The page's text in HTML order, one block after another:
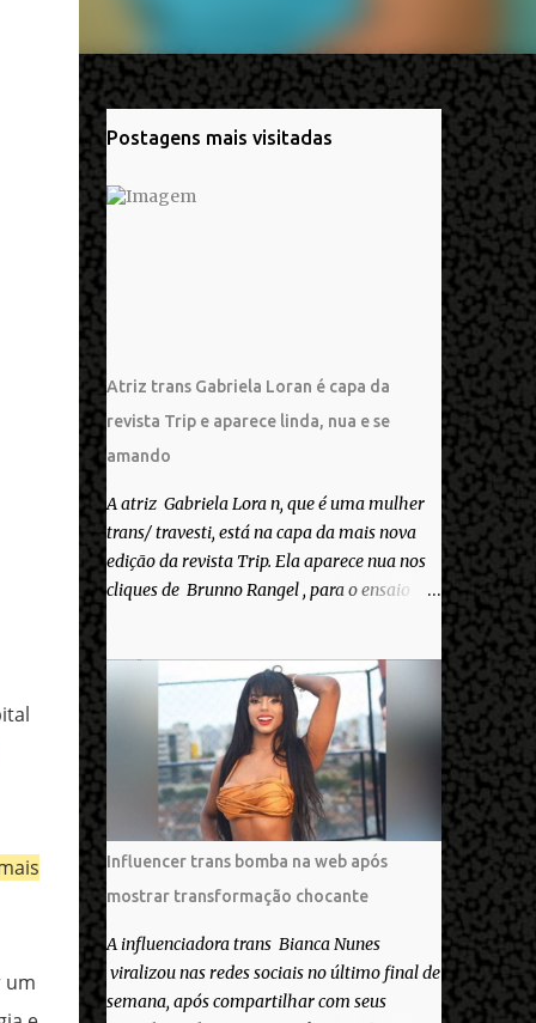
um
Postagens mais visitadas
Atriz trans Gabriela Loran é capa da
revista Trip e aparece linda, nua e se
amando
A atriz Gabriela Lora n, que é uma mulher
trans/ travesti, está na capa da mais nova
edição da revista Trip. Ela aparece nua nos
cliques de Brunno Rangel , para o ensaio
saiuuu!!! Muita felicidade e gratidão a toda
movimentação para que isso se tornasse
real. Agradeço aos lindos Bruno e Marcelo
por me convidarem para esse projeto
incrível, que fala acima de tudo sobre amor.
Todo carinho do mundo para a Dri da Trip
que foi a ponte disso tudo”, escreveu
Gabriela. Gabriela classificou a capa como
linda e a matéria que envolvem 180
histórias (e corpos nus) de gente que se
apaixonou pela própria pele – como
extraordinária. O Pele Projetc tem como
Influencer trans bomba na web após
mostrar transformação chocante
A influenciadora trans Bianca Nunes
viralizou nas redes sociais no último final de
semana, após compartilhar com seus